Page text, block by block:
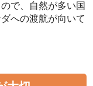
で、自然が多い国
への渡航が向いて